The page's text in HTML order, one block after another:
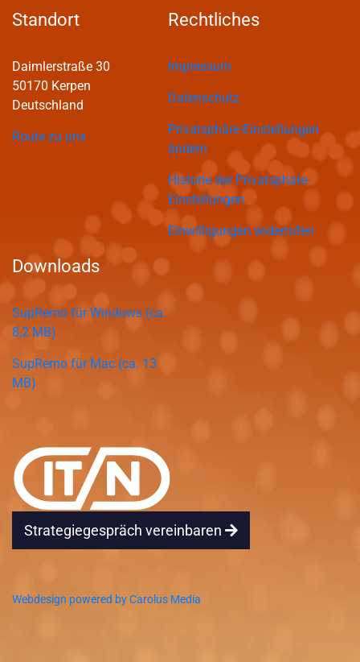
Standort
Daimlerstraße 30
50170 Kerpen
Deutschland
Route zu uns
Rechtliches
Impressum
Datenschutz
Privatsphäre-Einstellungen
ändern
Historie der Privatsphäre-
Einstellungen
Einwilligungen widerrufen
Downloads
SupRemo für Windows (ca.
8,2 MB)
SupRemo für Mac (ca. 13
MB)
Strategiegespräch vereinbaren
Webdesign powered by Carolus Media